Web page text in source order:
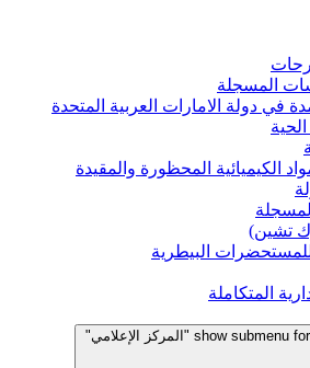
المسجلة
في دولة الامارات العربية المتحدة
الكيميائية المحظورة والمقيدة
تشين)
للمستحضرات البيطرية
المتكاملة
show submenu for "المركز الإعلامي"